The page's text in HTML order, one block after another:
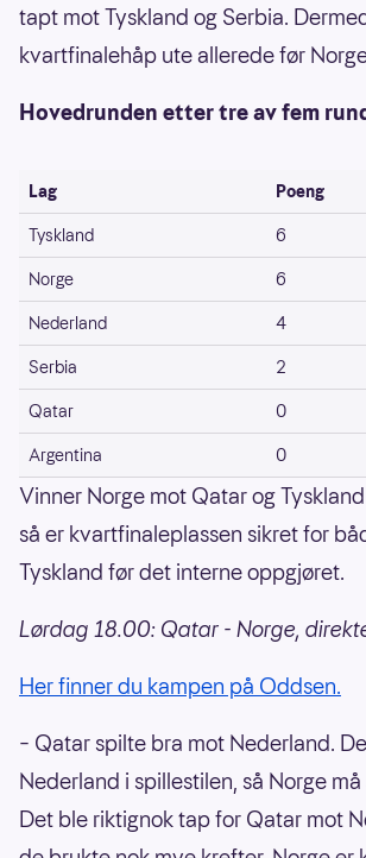
tapt mot Tyskland og Serbia.
kvartfinalehåp ute allerede før
Hovedrunden etter tre av fem
Lag
Poeng
Tyskland
6
Norge
6
Nederland
4
Serbia
2
Qatar
0
Argentina
0
Vinner Norge mot Qatar og
så er kvartfinaleplassen sikret for
Tyskland før det interne oppgjøret.
Lørdag 18.00: Qatar - Norge,
Her finner du kampen på Oddsen.
– Qatar spilte bra mot Nederland.
Nederland i spillestilen, så Norge
Det ble riktignok tap for Qatar mot